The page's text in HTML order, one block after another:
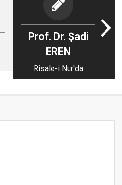
Prof. Dr. Şadi
EREN
Risale-i Nur'da
Gelecekten Haberler-